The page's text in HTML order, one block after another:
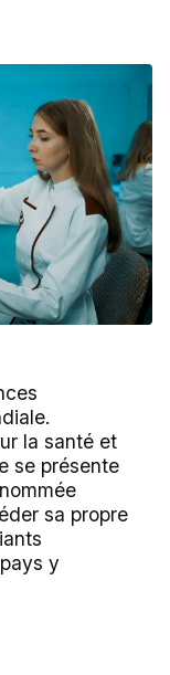
la santé et
se présente
sa propre
y